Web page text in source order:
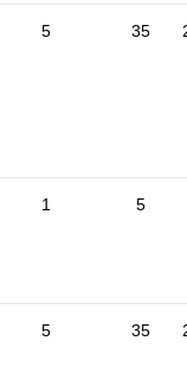
5 35
1 5
5 35